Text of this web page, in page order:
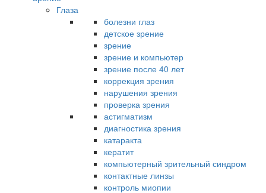
Глаза
болезни глаз
детское зрение
зрение
зрение и компьютер
зрение после 40 лет
коррекция зрения
нарушения зрения
проверка зрения
астигматизм
диагностика зрения
катаракта
кератит
компьютерный зрительный синдром
контактные линзы
контроль миопии